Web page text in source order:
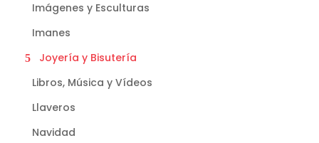
Imágenes y Esculturas
Imanes
Joyería y Bisutería
Libros, Música y Vídeos
Llaveros
Navidad